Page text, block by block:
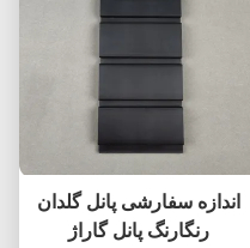
اندازه سفارشی پانل گلدان
رنگارنگ پانل گاراژ